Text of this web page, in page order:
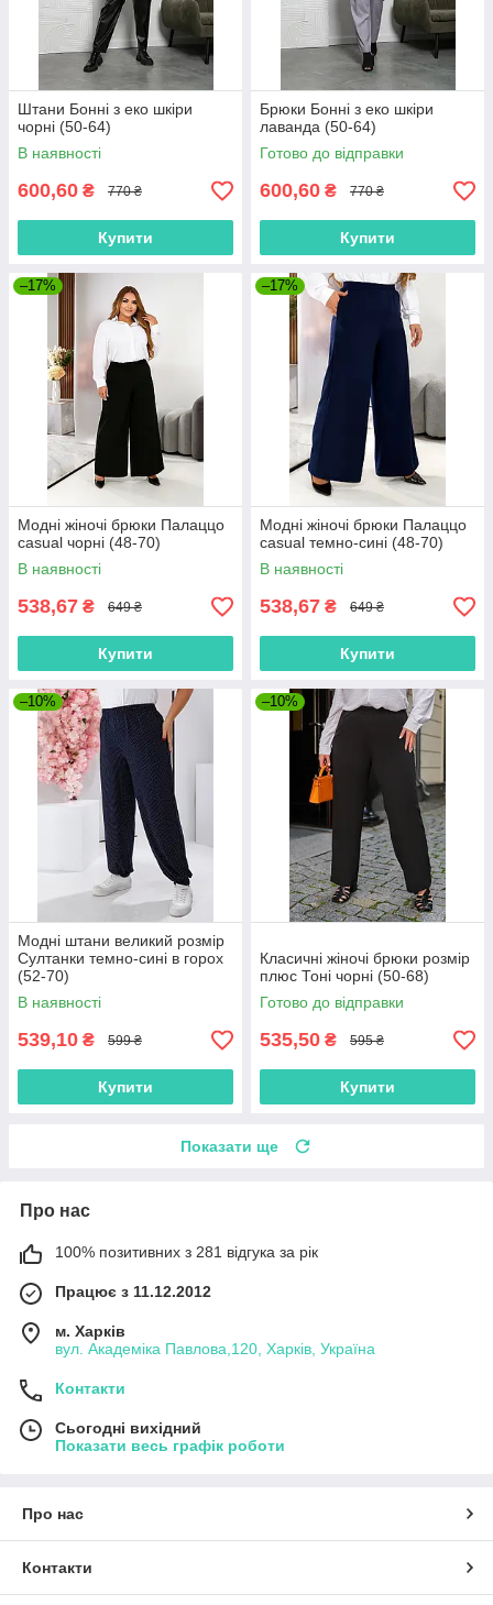
Штани Бонні з еко шкіри
чорні (50-64)
В наявності
600,60 ₴ 770 ₴
Купити
Брюки Бонні з еко шкіри
лаванда (50-64)
Готово до відправки
600,60 ₴ 770 ₴
Купити
–17%
Модні жіночі брюки Палаццо
casual чорні (48-70)
В наявності
538,67 ₴ 649 ₴
Купити
–17%
Модні жіночі брюки Палаццо
casual темно-сині (48-70)
В наявності
538,67 ₴ 649 ₴
Купити
–10%
Модні штани великий розмір
Султанки темно-сині в горох
(52-70)
В наявності
539,10 ₴ 599 ₴
Купити
–10%
Класичні жіночі брюки розмір
плюс Тоні чорні (50-68)
Готово до відправки
535,50 ₴ 595 ₴
Купити
Показати ще
Про нас
100% позитивних з 281 відгука за рік
Працює з 11.12.2012
м. Харків
вул. Академіка Павлова,120, Харків, Україна
Контакти
Сьогодні вихідний
Показати весь графік роботи
Про нас
Контакти